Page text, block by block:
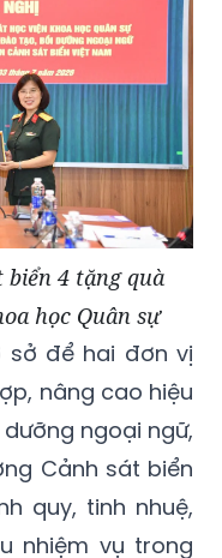
biển 4 tặng quà
học Quân sự
sở để hai đơn vị
nâng cao hiệu
ngoại ngữ,
Cảnh sát biển
quy, tinh nhuệ,
nhiệm vụ trong